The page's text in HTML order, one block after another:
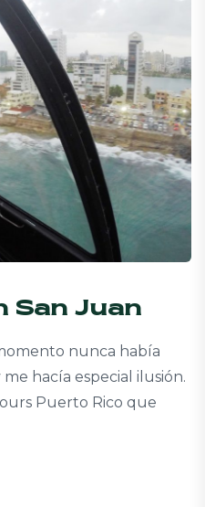
San Juan
nunca había
hacía especial ilusión.
Puerto Rico que